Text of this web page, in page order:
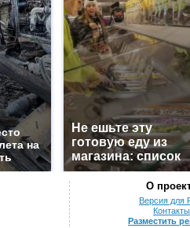
на
Не ешьте эту
готовую еду из
магазина: список
О
Версия для
Контакты
Разместить